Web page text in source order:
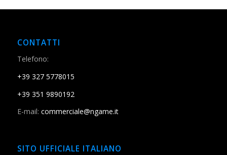
CONTATTI
Telefono:
+39 327 5778015
+39 351 9890192
E-mail: commerciale@ngame.it
SITO UFFICIALE ITALIANO